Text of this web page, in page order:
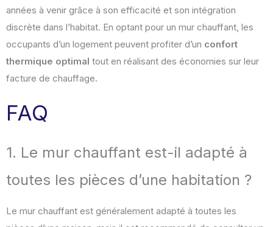
années à venir grâce à son efficacité et son intégration
discrète dans l’habitat. En optant pour un mur chauffant, les
occupants d’un logement peuvent profiter d’un confort
thermique optimal tout en réalisant des économies sur leur
facture de chauffage.
FAQ
1. Le mur chauffant est-il adapté à
toutes les pièces d’une habitation ?
Le mur chauffant est généralement adapté à toutes les